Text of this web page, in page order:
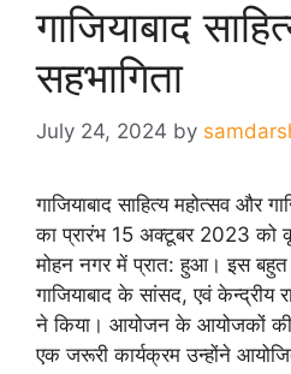
गाजियाबाद
सहभागिता
July 24, 2024 by
गाजियाबाद साहित्य महोत्सव और
का प्रारंभ 15 अक्टूबर 2023 को
मोहन नगर में प्रात: हुआ। इस
गाजियाबाद के सांसद, एवं केन्द्रीय
ने किया। आयोजन के आयोजकों की
एक जरूरी कार्यक्रम उन्होंने